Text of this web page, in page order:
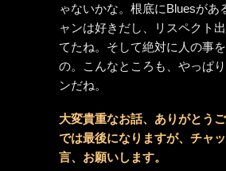
ゃないかな。根底にBluesがあ
ャンは好きだし、リスペクト
てたね。そして絶対に人の事
の。こんなところも、やっぱ
ンだね。
大変貴重なお話、ありがとうご
では最後になりますが、チャ
言、お願いします。